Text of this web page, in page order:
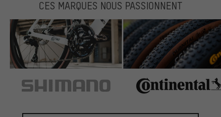
CES MARQUES NOUS PASSIONNENT